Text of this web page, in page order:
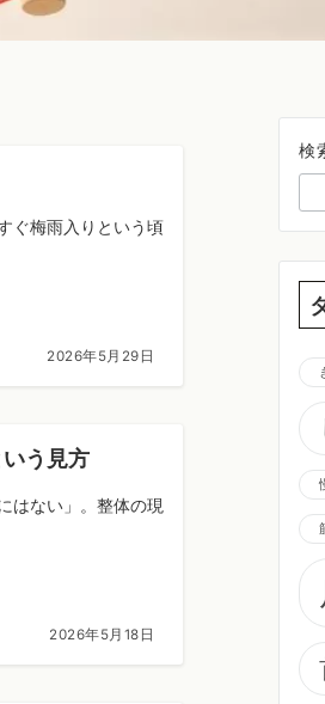
ぐ梅雨入りという頃
2026年5月29日
う見方
はない」。整体の現
2026年5月18日
検